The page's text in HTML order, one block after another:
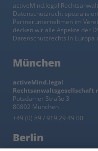
activeMind.legal
Datenschutzrecht
Partnerunternehmen im
decken wir alle Aspekte der
Datenschutzrechts in Europa
München
activeMind.legal
Rechtsanwaltsgesellschaft
Potsdamer Straße 3
80802 München
+49 (0) 89 / 919 29 49 00
Berlin